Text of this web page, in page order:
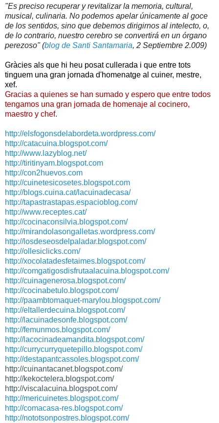
"Es preciso recuperar y revitalizar la memoria, cultural,
musical, culinaria. No podemos apelar únicamente al goce
de los sentidos, sino que debemos dirigirnos al intelecto, o,
de lo contrario, nuestro cerebro se convertirá en un órgano
perezoso" (blog de Santi Santamaria, 2 Septiembre 2.009)
Gràcies als que hi heu posat cullerada i que entre tots
tinguem una gran jornada d'homenatge al cuiner, mestre,
xef.
Gracias a quienes se han sumado y espero que entre todos
tengamos una gran jornada de homenaje al cocinero,
maestro y chef.
http://elsfogonsdelabordeta.wordpress.com/
http://catacuina.blogspot.com/
http://www.lazyblog.net/
http://tiritinyam.blogspot.com
http://con2huevos.com
http://cuinetesicosetes.blogspot.com
http://blogs.cuina.cat/lacuinadecasa/
http://tapastrastapas.espacioblog.com/
http://www.receptes.cat/
http://cocinaconsilvia.blogspot.com/
http://mirandolasongalletas.wordpress.com/
http://losdeseosdelpaladar.blogspot.com/
http://ollesiclicks.com/
http://xocolatadesfetaimes.blogspot.com/
http://comgatigosdisfrutaalacuina.blogspot.com/
http://cuinagenerosa.blogspot.com/
http://cocinabetulo.blogspot.com/
http://paambtomaquet-marylou.blogspot.com/
http://eltallerdecuina.blogspot.com/
http://lacuinadesonfe.blogspot.com/
http://femunmos.blogspot.com/
http://lacocinadeamandita.blogspot.com/
http://currycurryquetepillo.blogspot.com/
http://destapantcassoles.blogspot.com/
http://cuinantacanet.blogspot.com/
http://kekoctelera.blogspot.com/
http://viscalacuina.blogspot.com/
http://mericuinetes.blogspot.com/
http://comacasa-res.blogspot.com/
http://nototsonpostres.blogspot.com/